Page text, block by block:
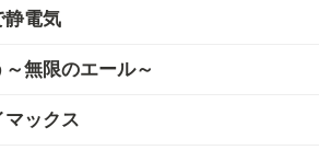
静電気
無限のエール～
ックス